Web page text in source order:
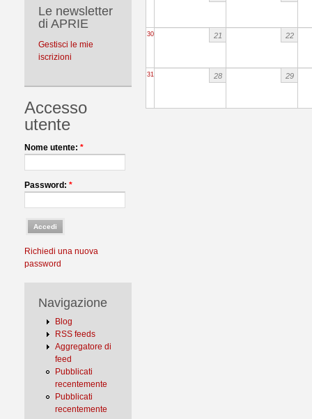
Le newsletter
di APRIE
Gestisci le mie
iscrizioni
Accesso
utente
Nome utente: *
Password: *
Richiedi una nuova
password
Navigazione
Blog
RSS feeds
Aggregatore di
feed
Pubblicati
recentemente
Pubblicati
recentemente
30 21 22
31 28 29